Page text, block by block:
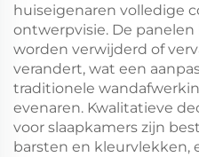
huiseigenaren volledige
ontwerpvisie. De
worden verwijderd of
verandert, wat een
traditionele
evenaren. Kwalitatieve
voor slaapkamers zijn
barsten en kleurvlekken,